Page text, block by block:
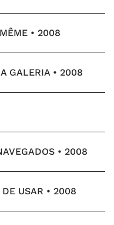
• 2008
GALERIA • 2008
• 2008
USAR • 2008